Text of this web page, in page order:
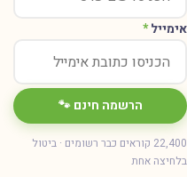
*
הרשמה חינם 🐾
22,400 קוראים כבר רשומים · ביטול
אחת